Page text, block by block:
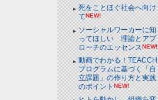
死をことほぐ社会へ向け
てNEW!
ソーシャルワーカーに知
ってほしい 理論とアプ
ローチのエッセンスNEW!
動画でわかる！TEACCH
プログラムに基づく「自
立課題」の作り方と実践
のポイントNEW!